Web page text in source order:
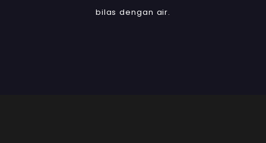
bilas dengan air.